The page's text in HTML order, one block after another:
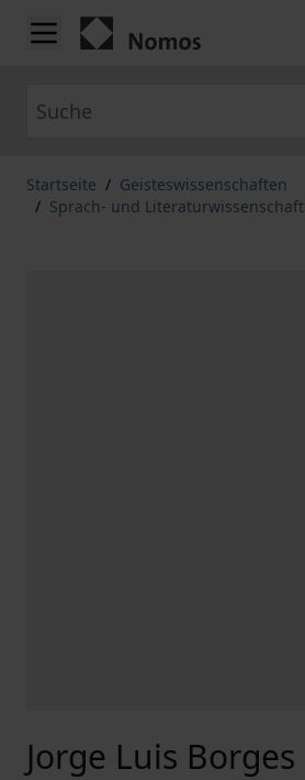
Zum Inhalt springen
Startseite / Geisteswissenschaften
/ Sprach- und Literaturwissenschaft
Jorge Luis Borges